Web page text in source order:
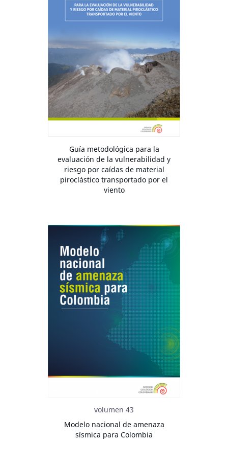
Guía metodológica para la
evaluación de la vulnerabilidad y
riesgo por caídas de material
piroclástico transportado por el
viento
volumen 43
Modelo nacional de amenaza
sísmica para Colombia